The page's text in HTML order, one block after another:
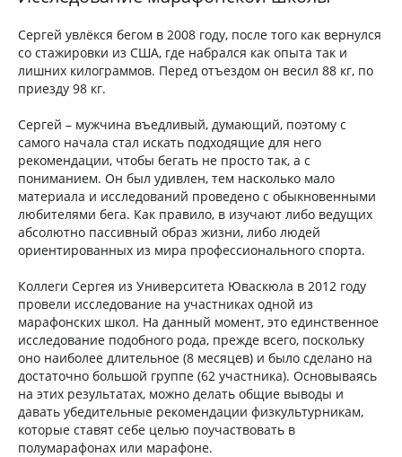
Сергей увлёкся бегом в 2008 году, после того как вернулся
со стажировки из США, где набрался как опыта так и
лишних килограммов. Перед отъездом он весил 88 кг, по
приезду 98 кг.
Сергей – мужчина въедливый, думающий, поэтому с
самого начала стал искать подходящие для него
рекомендации, чтобы бегать не просто так, а с
пониманием. Он был удивлен, тем насколько мало
материала и исследований проведено с обыкновенными
любителями бега. Как правило, в изучают либо ведущих
абсолютно пассивный образ жизни, либо людей
ориентированных из мира профессионального спорта.
Коллеги Сергея из Университета Юваскюла в 2012 году
провели исследование на участниках одной из
марафонских школ. На данный момент, это единственное
исследование подобного рода, прежде всего, поскольку
оно наиболее длительное (8 месяцев) и было сделано на
достаточно большой группе (62 участника). Основываясь
на этих результатах, можно делать общие выводы и
давать убедительные рекомендации физкультурникам,
которые ставят себе целью поучаствовать в
полумарафонах или марафоне.